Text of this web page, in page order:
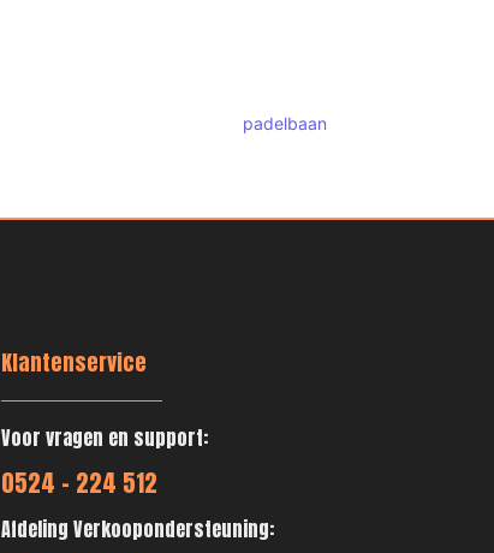
Klantenservice
Voor vragen en support:
0524 - 224 512
Afdeling Verkoopondersteuning: